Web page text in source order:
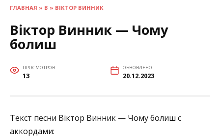
ГЛАВНАЯ » В » ВІКТОР ВИННИК
Віктор Винник — Чому
болиш
ПРОСМОТРОВ
13
ОБНОВЛЕНО
20.12.2023
Текст песни Віктор Винник — Чому болиш с
аккордами: